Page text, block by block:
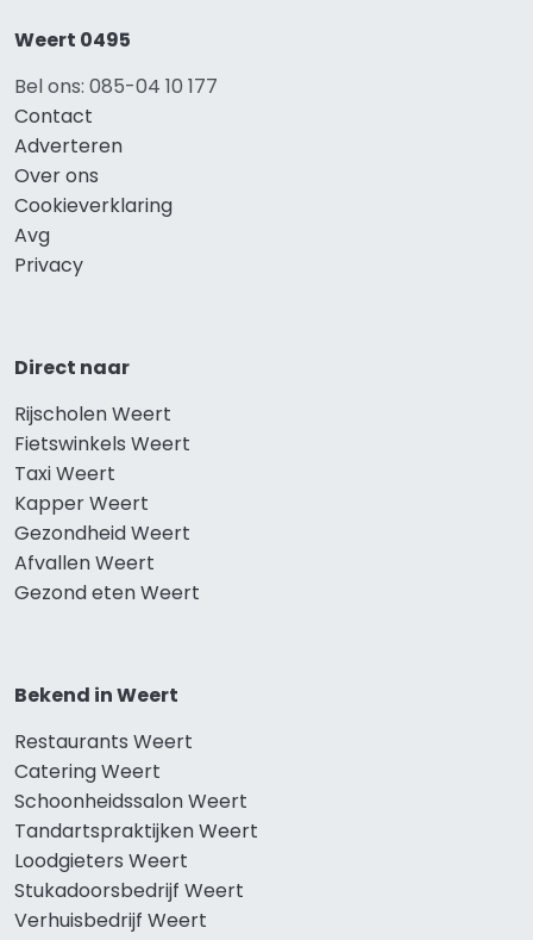
Weert 0495
Bel ons: 085-04 10 177
Contact
Adverteren
Over ons
Cookieverklaring
Avg
Privacy
Direct naar
Rijscholen Weert
Fietswinkels Weert
Taxi Weert
Kapper Weert
Gezondheid Weert
Afvallen Weert
Gezond eten Weert
Bekend in Weert
Restaurants Weert
Catering Weert
Schoonheidssalon Weert
Tandartspraktijken Weert
Loodgieters Weert
Stukadoorsbedrijf Weert
Verhuisbedrijf Weert